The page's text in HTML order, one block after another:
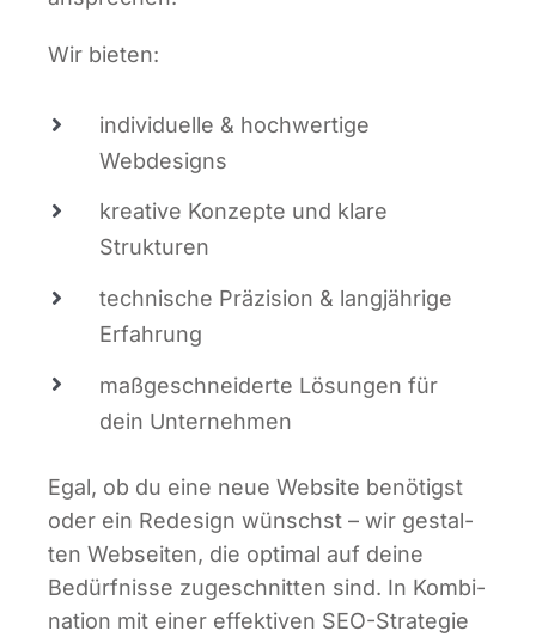
Wir bie­ten:
indi­vi­du­el­le & hoch­wer­ti­ge
Webdesigns
krea­ti­ve Kon­zep­te und kla­re
Strukturen
tech­ni­sche Prä­zi­si­on & lang­jäh­ri­ge
Erfahrung
maß­ge­schnei­der­te Lösun­gen für
dein Unternehmen
Egal, ob du eine neue Web­site benö­tigst
oder ein Rede­sign wünschst – wir gestal­
ten Web­sei­ten, die opti­mal auf dei­ne
Bedürf­nis­se zuge­schnit­ten sind. In Kom­bi­
na­ti­on mit einer effek­ti­ven SEO-Stra­te­gie